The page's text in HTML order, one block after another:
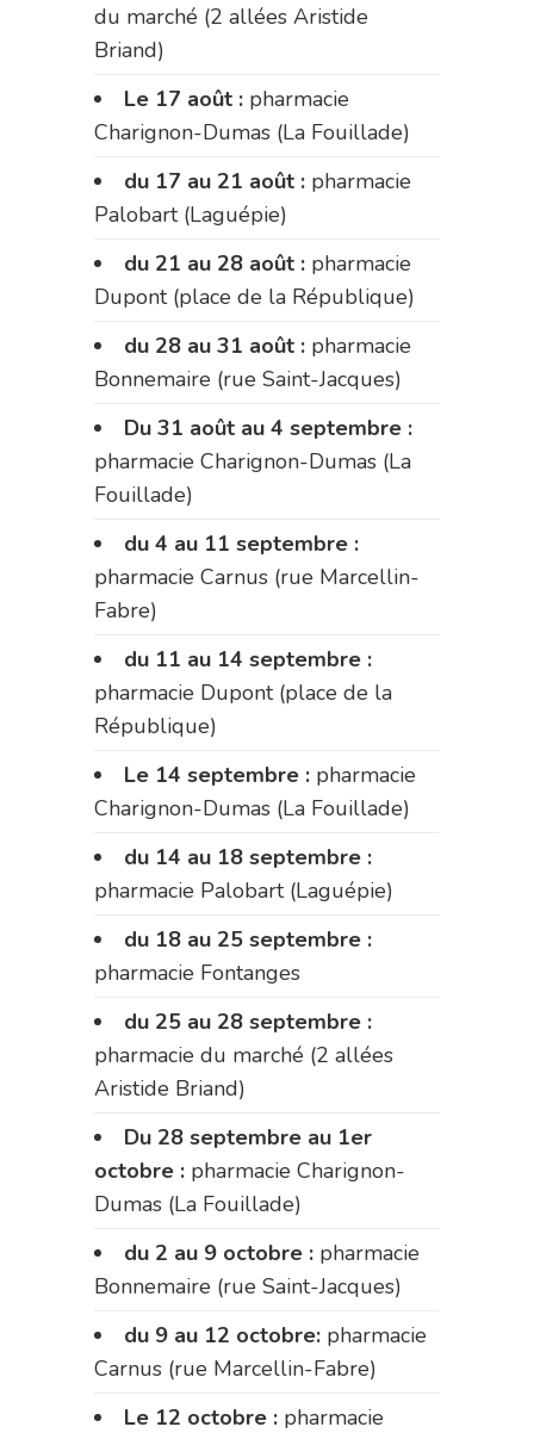
du marché (2 allées Aristide
Briand)
Le 17 août : pharmacie
Charignon-Dumas (La Fouillade)
du 17 au 21 août : pharmacie
Palobart (Laguépie)
du 21 au 28 août : pharmacie
Dupont (place de la République)
du 28 au 31 août : pharmacie
Bonnemaire (rue Saint-Jacques)
Du 31 août au 4 septembre :
pharmacie Charignon-Dumas (La
Fouillade)
du 4 au 11 septembre :
pharmacie Carnus (rue Marcellin-
Fabre)
du 11 au 14 septembre :
pharmacie Dupont (place de la
République)
Le 14 septembre : pharmacie
Charignon-Dumas (La Fouillade)
du 14 au 18 septembre :
pharmacie Palobart (Laguépie)
du 18 au 25 septembre :
pharmacie Fontanges
du 25 au 28 septembre :
pharmacie du marché (2 allées
Aristide Briand)
Du 28 septembre au 1er
octobre : pharmacie Charignon-
Dumas (La Fouillade)
du 2 au 9 octobre : pharmacie
Bonnemaire (rue Saint-Jacques)
du 9 au 12 octobre: pharmacie
Carnus (rue Marcellin-Fabre)
Le 12 octobre : pharmacie